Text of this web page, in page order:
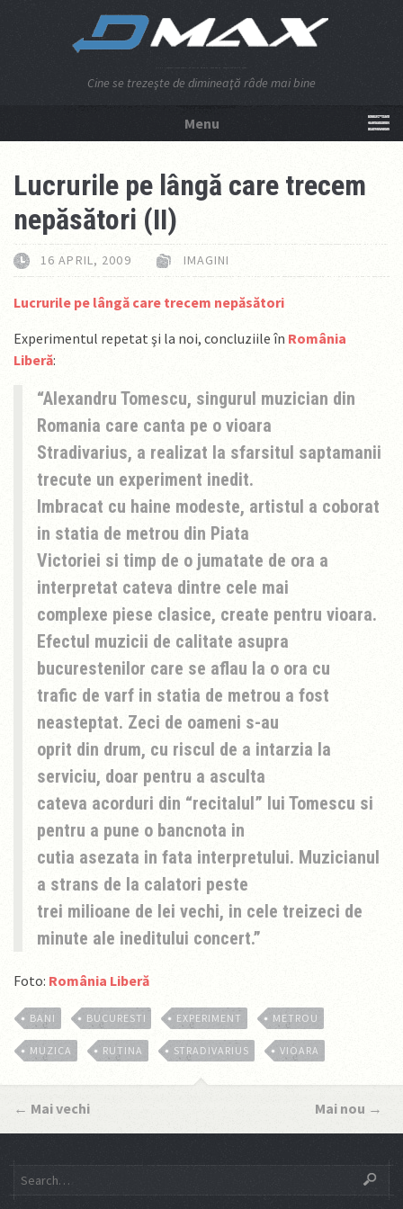
Cine se trezeşte de dimineaţă râde mai bine
Menu
Lucrurile pe lângă care trecem
nepăsători (II)
16 APRIL, 2009 IMAGINI
Lucrurile pe lângă care trecem nepăsători
Experimentul repetat şi la noi, concluziile în România
Liberă:
Alexandru Tomescu, singurul muzician din
Romania care canta pe o vioara
Stradivarius, a realizat la sfarsitul saptamanii
trecute un experiment inedit.
Imbracat cu haine modeste, artistul a coborat
in statia de metrou din Piata
Victoriei si timp de o jumatate de ora a
interpretat cateva dintre cele mai
complexe piese clasice, create pentru vioara.
Efectul muzicii de calitate asupra
bucurestenilor care se aflau la o ora cu
trafic de varf in statia de metrou a fost
neasteptat. Zeci de oameni s-au
oprit din drum, cu riscul de a intarzia la
serviciu, doar pentru a asculta
cateva acorduri din “recitalul” lui Tomescu si
pentru a pune o bancnota in
cutia asezata in fata interpretului. Muzicianul
a strans de la calatori peste
trei milioane de lei vechi, in cele treizeci de
minute ale ineditului concert.
Foto: România Liberă
BANI BUCURESTI EXPERIMENT METROU
MUZICA RUTINA STRADIVARIUS VIOARA
← Mai vechi Mai nou →